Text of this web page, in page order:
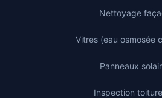
Nettoyage
Vitres (eau osmosée
Panneaux
Inspection